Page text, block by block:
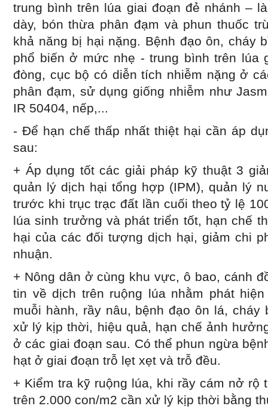
trung bình trên lúa giai đoạn đẻ nhánh –
dày, bón thừa phân đạm và phun thuốc
khả năng bị hại nặng. Bệnh đạo ôn, cháy
phổ biến ở mức nhẹ - trung bình trên lúa
đòng, cục bộ có diễn tích nhiễm nặng ở
phân đạm, sử dụng giống nhiễm như
IR 50404, nếp,...
- Để hạn chế thấp nhất thiệt hại cần áp
sau:
+ Áp dụng tốt các giải pháp kỹ thuật 3
quản lý dịch hại tổng hợp (IPM), quản lý
trước khi trục trạc đất lần cuối theo tỷ lệ
lúa sinh trưởng và phát triển tốt, hạn chế
hại của các đối tượng dịch hại, giảm chi
nhuận.
+ Nông dân ở cùng khu vực, ô bao, cánh
tin về dịch trên ruộng lúa nhằm phát
muỗi hành, rầy nâu, bệnh đạo ôn lá,
xử lý kịp thời, hiệu quả, hạn chế ảnh
ở các giai đoạn sau. Có thể phun ngừa
hạt ở giai đoạn trỗ lẹt xẹt và trỗ đều.
+ Kiểm tra kỹ ruộng lúa, khi rầy cám nở rộ
trên 2.000 con/m2 cần xử lý kịp thời bằng